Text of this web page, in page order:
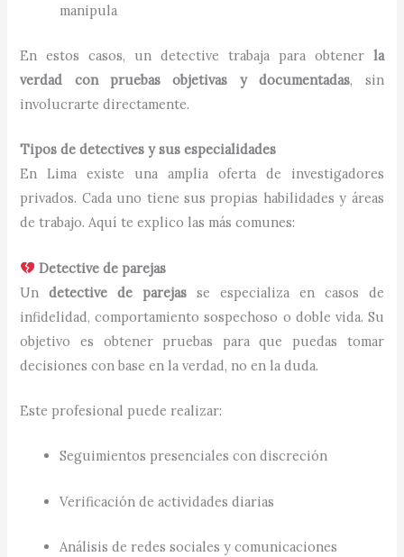
manipula
En estos casos, un detective trabaja para obtener la
verdad con pruebas objetivas y documentadas, sin
involucrarte directamente.
Tipos de detectives y sus especialidades
En Lima existe una amplia oferta de investigadores
privados. Cada uno tiene sus propias habilidades y áreas
de trabajo. Aquí te explico las más comunes:
Detective de parejas
Undetective de parejas se especializa en casos de
infidelidad, comportamiento sospechoso o doble vida. Su
objetivo es obtener pruebas para que puedas tomar
decisiones con base en la verdad, no en la duda.
Este profesional puede realizar:
Seguimientos presenciales con discreción
Verificación de actividades diarias
Análisis de redes sociales y comunicaciones